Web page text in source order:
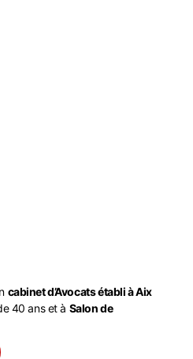
cabinet d’Avocats établi à Aix
40 ans et à Salon de